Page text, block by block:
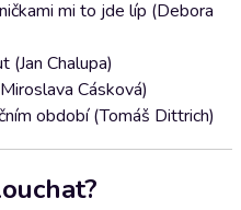
mi to jde líp (Debora
(Jan Chalupa)
Cásková)
období (Tomáš Dittrich)